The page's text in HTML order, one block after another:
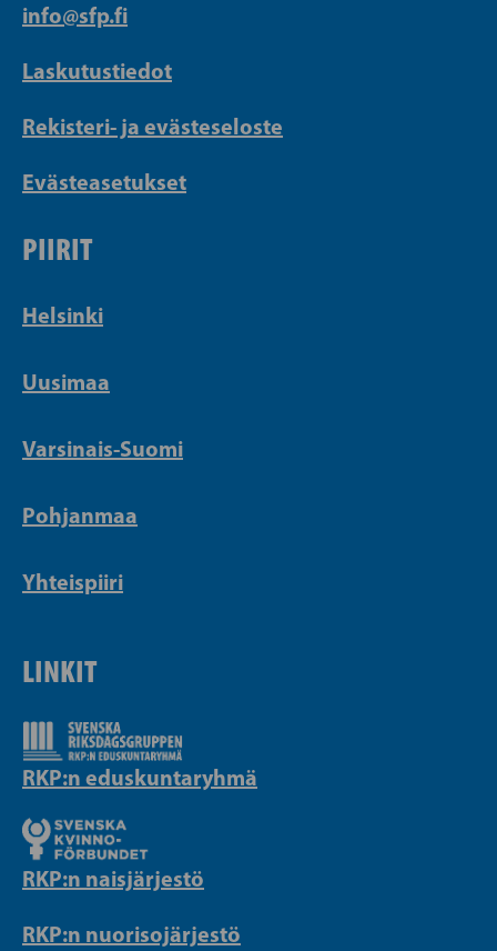
info@sfp.fi
Laskutustiedot
Rekisteri- ja evästeseloste
Evästeasetukset
PIIRIT
Helsinki
Uusimaa
Varsinais-Suomi
Pohjanmaa
Yhteispiiri
LINKIT
RKP:n eduskuntaryhmä
RKP:n naisjärjestö
RKP:n nuorisojärjestö